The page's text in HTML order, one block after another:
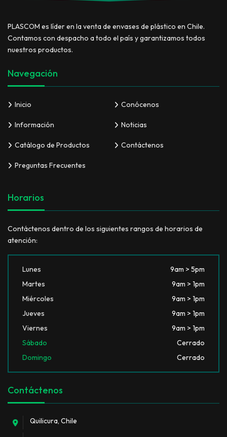
PLASCOM es líder en la venta de envases de plástico en Chile.
Contamos con despacho a todo el país y garantizamos todos
nuestros productos.
Navegación
Inicio Conócenos
Información Noticias
Catálogo de Productos Contáctenos
Preguntas Frecuentes
Horarios
Contáctenos dentro de los siguientes rangos de horarios de
atención:
Lunes
9am > 5pm
Martes
9am > 1pm
Miércoles
9am > 1pm
Jueves
9am > 1pm
Viernes
9am > 1pm
Sábado
Cerrado
Domingo
Cerrado
Contáctenos
Quilicura, Chile